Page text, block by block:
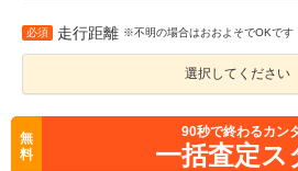
必須 走行距離 ※不明の場合はおおよそでOKです
選択してください
無
料
90秒で終わるカン
一括査定ス